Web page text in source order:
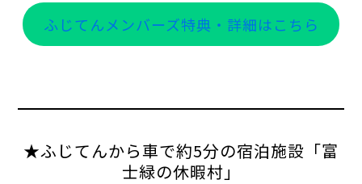
ふじてんメンバーズ特典・詳細はこちら
★ふじてんから車で約5分の宿泊施設「富
士緑の休暇村」